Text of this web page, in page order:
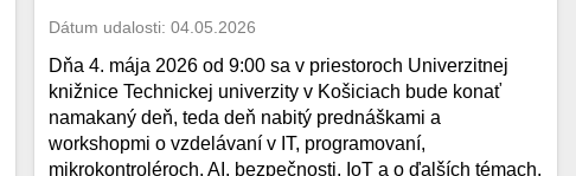
Dátum udalosti:04.05.2026
Dňa 4. mája 2026 od 9:00 sa v priestoroch Univerzitnej
knižnice Technickej univerzity v Košiciach bude konať
namakaný deň, teda deň nabitý prednáškami a
workshopmi o vzdelávaní v IT, programovaní,
mikrokontroléroch, AI, bezpečnosti, IoT a o ďalších témach.